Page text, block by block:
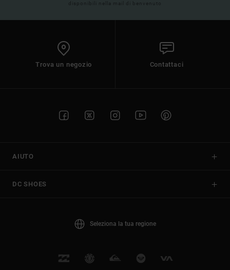
disponibili nella mail di benvenuto
Trova un negozio Contattaci
AIUTO
DC SHOES
Seleziona la tua regione